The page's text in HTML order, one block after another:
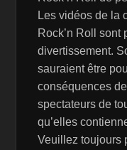
Les vidéos de la
Rock’n Roll
divertissement.
sauraient être
conséquences
spectateurs de
qu’elles
Veuillez toujours